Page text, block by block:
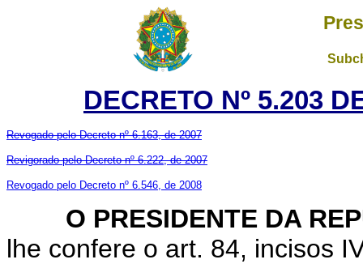
DECRETO Nº 5.203
Revogado pelo Decreto nº 6.163, de 2007
Revigorado pelo Decreto nº 6.222, de 2007
Revogado pelo Decreto nº 6.546, de 2008
O PRESIDENTE DA
lhe confere o art. 84, incisos